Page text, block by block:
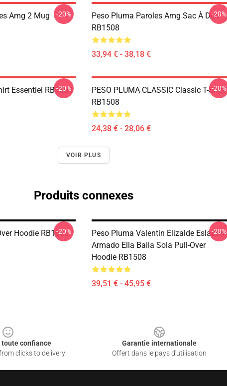
Amg 2 Mug
-20%
Peso Pluma Paroles Amg Sac À Dos
RB1508
33,94 € - 38,18 €
-20%
Essentiel RB1508
-20%
PESO PLUMA CLASSIC Classic T-Shirt
RB1508
24,38 € - 28,06 €
-20%
VOIR PLUS
Produits connexes
Hoodie RB1508
-20%
Peso Pluma Valentin Elizalde Eslabon
Armado Ella Baila Sola Pull-Over
Hoodie RB1508
39,51 € - 45,95 €
-20%
toute confiance
clicks to delivery
Garantie internationale
Offert dans le pays d'utilisation